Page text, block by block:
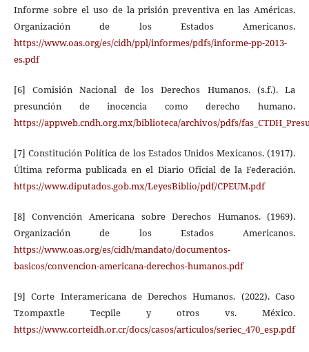
Informe sobre el uso de la prisión preventiva en las Américas.
Organización de los Estados Americanos.
https://www.oas.org/es/cidh/ppl/informes/pdfs/informe-pp-2013-
es.pdf
[6] Comisión Nacional de los Derechos Humanos. (s.f.). La
presunción de inocencia como derecho humano.
https://appweb.cndh.org.mx/biblioteca/archivos/pdfs/
[7] Constitución Política de los Estados Unidos Mexicanos. (1917).
Última reforma publicada en el Diario Oficial de la Federación.
https://www.diputados.gob.mx/LeyesBiblio/pdf/CPEUM.pdf
[8] Convención Americana sobre Derechos Humanos. (1969).
Organización de los Estados Americanos.
https://www.oas.org/es/cidh/mandato/documentos-
basicos/convencion-americana-derechos-humanos.pdf
[9] Corte Interamericana de Derechos Humanos. (2022). Caso
Tzompaxtle Tecpile y otros vs. México.
https://www.corteidh.or.cr/docs/casos/articulos/seriec_470_esp.pdf